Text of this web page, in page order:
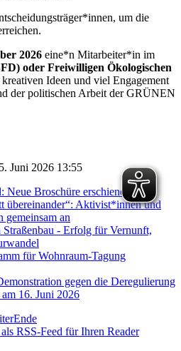
um die
2026 eine*n Mitarbeiter*in im
oder Freiwilligen Ökologischen
Ideen und viel Engagement
der politischen Arbeit der GRÜNEN
Juni 2026 13:55
Broschüre erschienen
übereinander“: Aktivist*innen und
an
- Erfolg für Vernunft,
für Wohnraum-Tagung
gegen die Deregulierung
16. Juni 2026
Ende
RSS-Feed für Ihren Reader